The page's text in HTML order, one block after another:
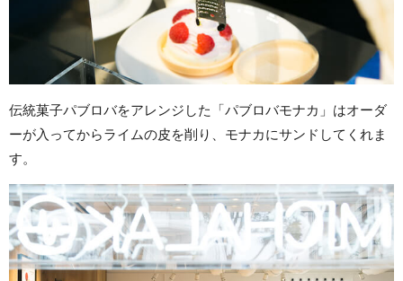
伝統菓子パブロバをアレンジした「パブロバモナカ」はオーダ
ーが入ってからライムの皮を削り、モナカにサンドしてくれま
す。